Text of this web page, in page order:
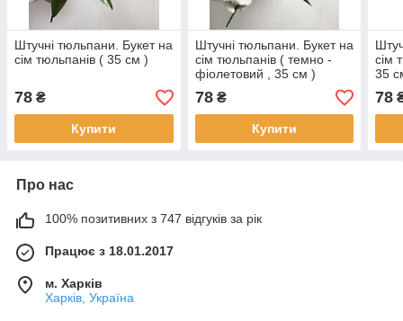
Штучні тюльпани. Букет на
сім тюльпанів ( 35 см )
78 ₴
Купити
Штучні тюльпани. Букет на
сім тюльпанів ( темно -
фіолетовий , 35 см )
78₴
Купити
сім
35
78
Про нас
100% позитивних з 747 відгуків за рік
Працює з 18.01.2017
м. Харків
Харків, Україна